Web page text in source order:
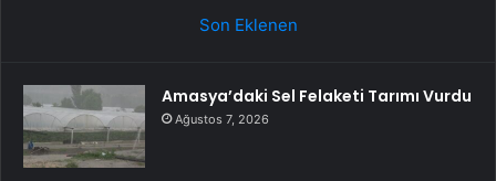
Son Eklenen
Amasya’daki Sel Felaketi Tarımı Vurdu
Ağustos 7, 2026